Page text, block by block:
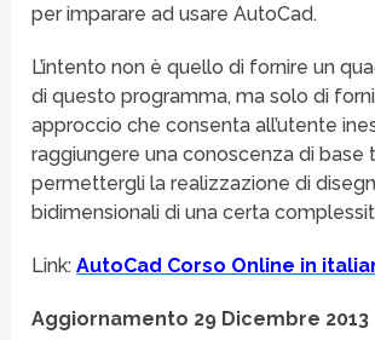
per imparare ad usare AutoCad.
L’intento non è quello di fornire un
di questo programma, ma solo di
approccio che consenta all’utente
raggiungere una conoscenza di base
permettergli la realizzazione di
bidimensionali di una certa
Link:AutoCad Corso Online in
Aggiornamento 29 Dicembre 2013